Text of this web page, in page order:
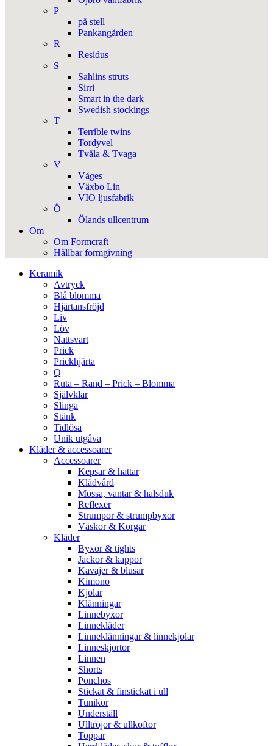
P
på stell
Pankangården
R
Residus
S
Sahlins struts
Sirri
Smart in the dark
Swedish stockings
T
Terrible twins
Tordyvel
Tvåla & Tvaga
V
Våges
Växbo Lin
VIO ljusfabrik
Ö
Ölands ullcentrum
Om
Om Formcraft
Hållbar formgivning
Keramik
Avtryck
Blå blomma
Hjärtansfröjd
Liv
Löv
Nattsvart
Prick
Prickhjärta
Q
Ruta – Rand – Prick – Blomma
Självklar
Slinga
Stänk
Tidlösa
Unik utgåva
Kläder & accessoarer
Accessoarer
Kepsar & hattar
Klädvård
Mössa, vantar & halsduk
Reflexer
Strumpor & strumpbyxor
Väskor & Korgar
Kläder
Byxor & tights
Jackor & kappor
Kavajer & blusar
Kimono
Kjolar
Klänningar
Linnebyxor
Linnekläder
Linneklänningar & linnekjolar
Linneskjortor
Linnen
Shorts
Ponchos
Stickat & finstickat i ull
Tunikor
Underställ
Ulltröjor & ullkoftor
Toppar